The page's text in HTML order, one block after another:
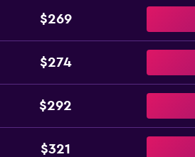
$269
$274
$292
$321